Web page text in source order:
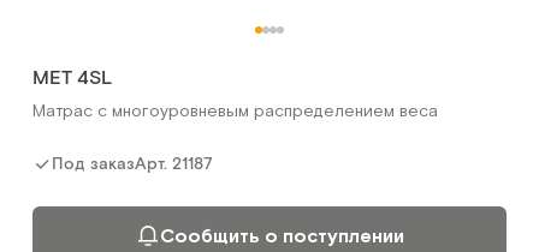
MET 4SL
Матрас с многоуровневым распределением веса
Под заказАрт. 21187
Сообщить о поступлении